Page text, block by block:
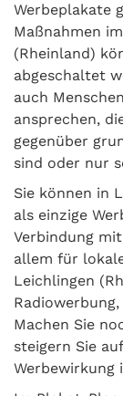
Werbeplakate
Maßnahmen
(Rheinland)
abgeschaltet
auch
ansprechen,
gegenüber
sind oder nur
Sie können in
als einzige
Verbindung
allem für
Leichlingen
Machen Sie
steigern Sie
Werbewirkung